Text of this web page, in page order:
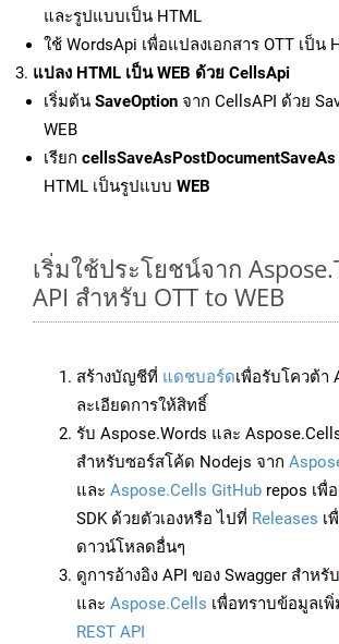
และรูปแบบเป็น HTML
ใช้ WordsApi เพื่อแปลงเอกสาร OTT เป็น
แปลง HTML เป็น WEB ด้วย CellsApi
เริ่มต้น SaveOption จาก CellsAPI ด้วย
WEB
เรียก cellsSaveAsPostDocumentSaveAs
HTML เป็นรูปแบบ WEB
เริ่มใช้ประโยชน์จาก
API สำหรับ OTT to WEB
สร้างบัญชีที่ แดชบอร์ดเพื่อรับโควต้า
ละเอียดการให้สิทธิ์
รับ Aspose.Words และ
สำหรับซอร์สโค้ด Nodejs จาก
และ Aspose.Cells GitHub repos เพื่
SDK ด้วยตัวเองหรือ ไปที่ Releases เ
ดาวน์โหลดอื่นๆ
ดูการอ้างอิง API ของ Swagger สำหรับ
และ Aspose.Cells เพื่อทราบข้อมูลเพิ่
REST API